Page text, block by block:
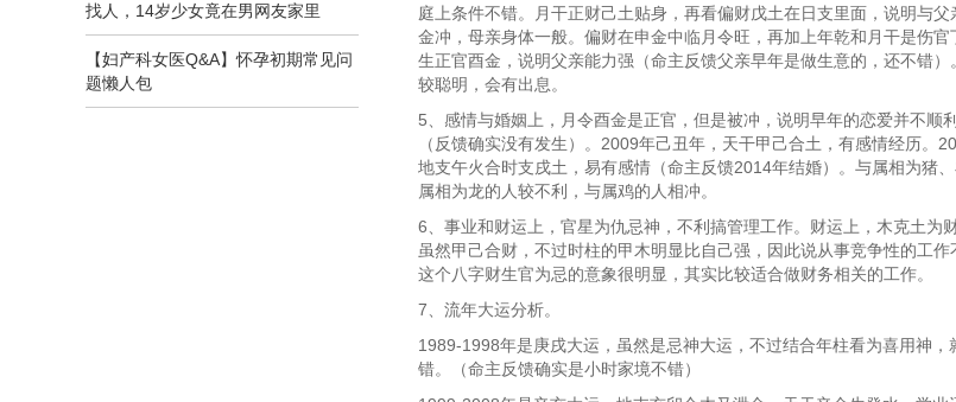
找人，14岁少女竟在男网友家里
【妇产科女医Q&A】怀孕初期常见问
题懒人包
庭上条件不错。月干正财己土贴身，再看偏财戊土在日支里面，说明与
金冲，母亲身体一般。偏财在申金中临月令旺，再加上年乾和月干是伤官
生正官酉金，说明父亲能力强（命主反馈父亲早年是做生意的，还不错
较聪明，会有出息。
5、感情与婚姻上，月令酉金是正官，但是被冲，说明早年的恋爱并不顺
（反馈确实没有发生）。2009年己丑年，天干甲己合土，有感情经历。
地支午火合时支戌土，易有感情（命主反馈2014年结婚）。与属相为猪
属相为龙的人较不利，与属鸡的人相冲。
6、事业和财运上，官星为仇忌神，不利搞管理工作。财运上，木克土为
虽然甲己合财，不过时柱的甲木明显比自己强，因此说从事竞争性的工作
这个八字财生官为忌的意象很明显，其实比较适合做财务相关的工作。
7、流年大运分析。
1989-1998年是庚戌大运，虽然是忌神大运，不过结合年柱看为喜用神，
错。（命主反馈确实是小时家境不错）